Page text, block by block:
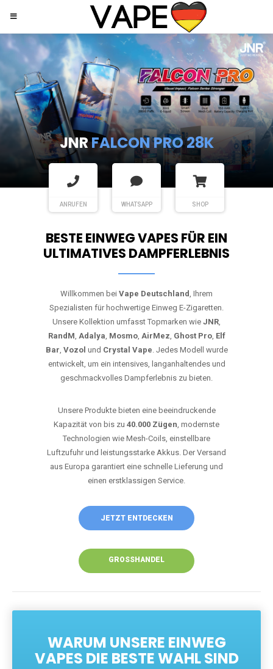
JNRSHISHA HOOKAH MAX
ANRUFEN WHATSAPP SHOP
BESTE EINWEG VAPES FÜR EIN
ULTIMATIVES DAMPFERLEBNIS
Willkommen bei Vape Deutschland, Ihrem
Spezialisten für hochwertige Einweg E-Zigaretten.
Unsere Kollektion umfasst Topmarken wie JNR,
RandM, Adalya, Mosmo, AirMez, Ghost Pro, Elf
Bar, Vozol und Crystal Vape. Jedes Modell wurde
entwickelt, um ein intensives, langanhaltendes und
geschmackvolles Dampferlebnis zu bieten.
Unsere Produkte bieten eine beeindruckende
Kapazität von bis zu 40.000 Zügen, modernste
Technologien wie Mesh-Coils, einstellbare
Luftzufuhr und leistungsstarke Akkus. Der Versand
aus Europa garantiert eine schnelle Lieferung und
einen erstklassigen Service.
JETZT ENTDECKEN
GROSSHANDEL
WARUM UNSERE EINWEG
VAPES DIE BESTE WAHL SIND